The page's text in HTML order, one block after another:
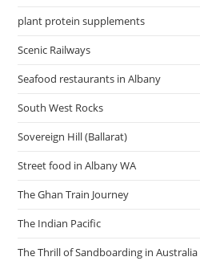
plant protein supplements
Scenic Railways
Seafood restaurants in Albany
South West Rocks
Sovereign Hill (Ballarat)
Street food in Albany WA
The Ghan Train Journey
The Indian Pacific
The Thrill of Sandboarding in Australia